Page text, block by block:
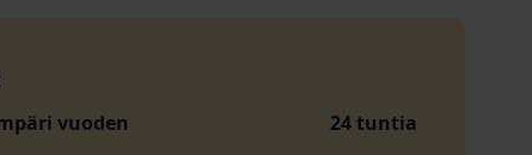
vuoden
24 tuntia